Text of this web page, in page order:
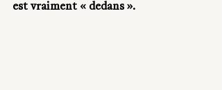
est vraiment « dedans ».